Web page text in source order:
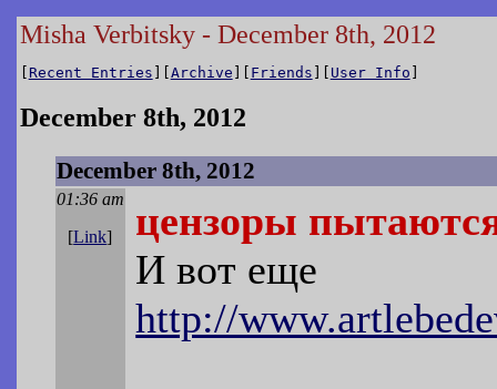
Misha Verbitsky - December 8th, 2012
[ Recent Entries ][Archive ][ Friends ][ User Info ]
December 8th, 2012
December 8th, 2012
01:36 am
[Link]
цензоры
И вот еще
http://